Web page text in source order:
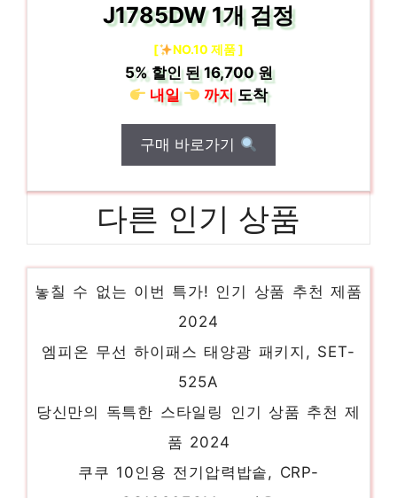
J1785DW 1개 검정
[ NO.10 제품 ]
5%할인 된16,700 원
내일
까지도착
구매 바로가기
다른 인기 상품
필립스 모근제거기 샤티넬 에센셜,
BRE255/00
놓칠 수 없는 이번 특가! 인기 상품 추천 제품
2024
엠피온 무선 하이패스 태양광 패키지, SET-
525A
당신만의 독특한 스타일링 인기 상품 추천 제
품 2024
쿠쿠 10인용 전기압력밥솥, CRP-
QS1020FGM, 브라운